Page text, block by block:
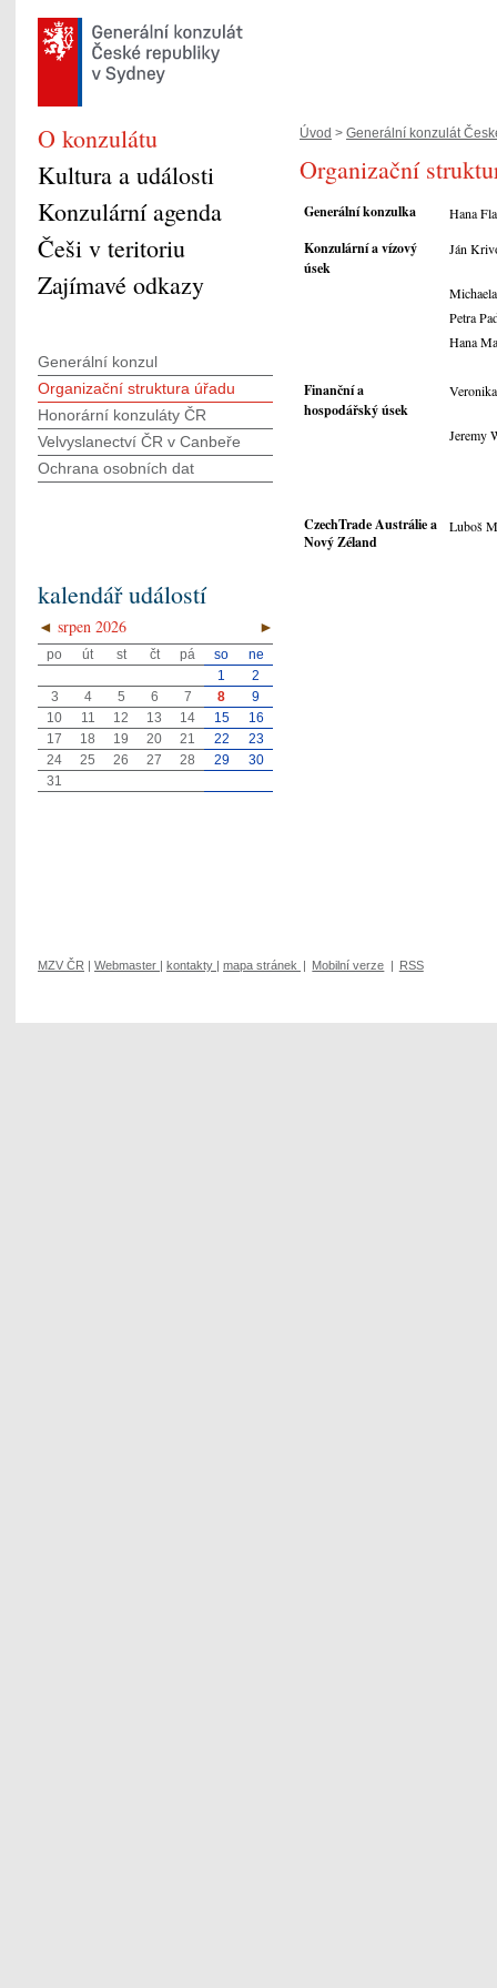
Úvod > Generální konzulát
Organizační
Generální konzulka Hana
Konzulární a vízový
úsek
Ján
Petra
Hana
Finanční a
hospodářský úsek
Jeremy
CzechTrade Austrálie a
Nový Zéland
Luboš
O konzulátu
Kultura a události
Konzulární agenda
Češi v teritoriu
Zajímavé odkazy
Generální konzul
Organizační struktura úřadu
Honorární konzuláty ČR
Velvyslanectví ČR v Canbeře
Ochrana osobních dat
kalendář událostí
◄ ►
srpen 2026
po út st čt pá so
ne
1
2
3
4 5 6 7 8
9
10
11 12 13 14 15
16
17
18 19 20 21 22
23
24
25 26 27 28 29
30
31
MZV ČR | Webmaster | kontakty | mapa stránek | Mobilní verze | RSS